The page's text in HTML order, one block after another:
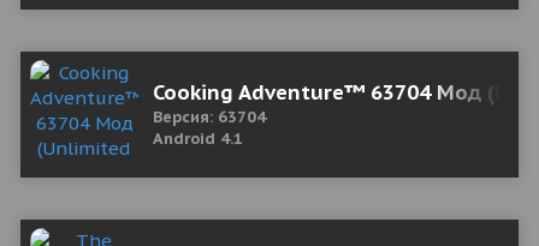
Cooking Adventure™ 63704 Мод
Версия: 63704
Android 4.1